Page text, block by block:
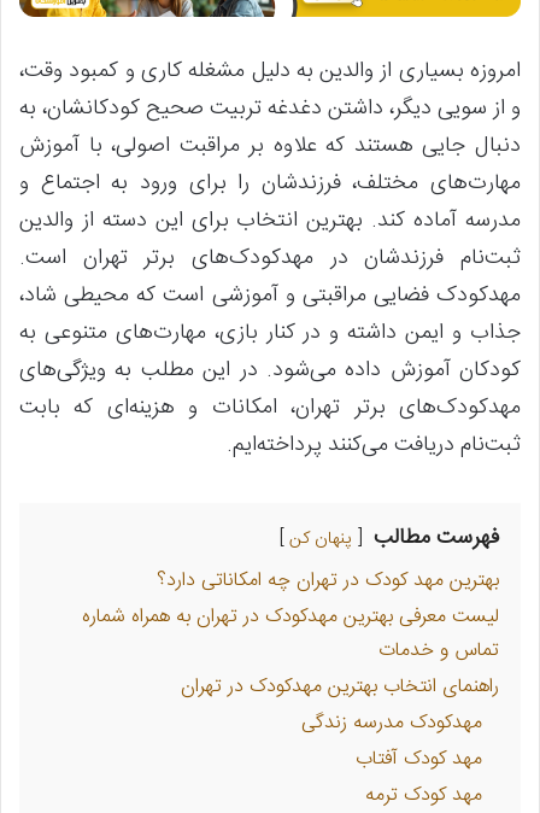
امروزه بسیاری از والدین به دلیل مشغله کاری و کمبود وقت،
و از سویی دیگر، داشتن دغدغه تربیت صحیح کودکانشان، به
دنبال جایی هستند که علاوه بر مراقبت اصولی، با آموزش
مهارت‌های مختلف، فرزندشان را برای ورود به اجتماع و
مدرسه آماده کند. بهترین انتخاب برای این دسته از والدین
ثبت‌نام فرزندشان در مهدکودک‌های برتر تهران است.
مهدکودک فضایی مراقبتی و آموزشی است که محیطی شاد،
جذاب و ایمن داشته و در کنار بازی، مهارت‌های متنوعی به
کودکان آموزش داده می‌شود. در این مطلب به ویژگی‌های
مهدکودک‌های برتر تهران، امکانات و هزینه‌ای که بابت
ثبت‌نام دریافت می‌کنند پرداخته‌ایم.
فهرست مطالب پنهان کن
بهترین مهد کودک در تهران چه امکاناتی دارد؟
لیست معرفی بهترین مهدکودک در تهران به همراه شماره
تماس و خدمات
راهنمای انتخاب بهترین مهدکودک در تهران
مهدکودک مدرسه زندگی
مهد کودک آفتاب
مهد کودک ترمه